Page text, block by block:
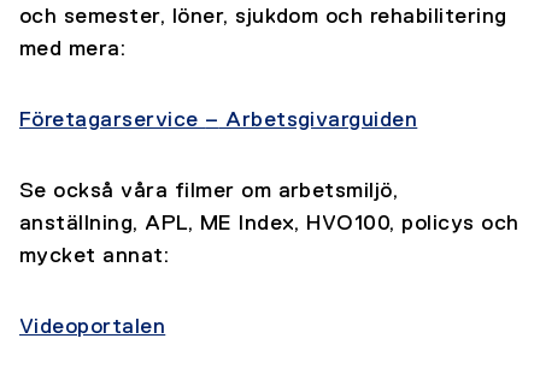
och semester, löner, sjukdom och rehabilitering
med mera:
Företagarservice – Arbetsgivarguiden
Se också våra filmer om arbetsmiljö,
anställning, APL, ME Index, HVO100, policys och
mycket annat:
Videoportalen